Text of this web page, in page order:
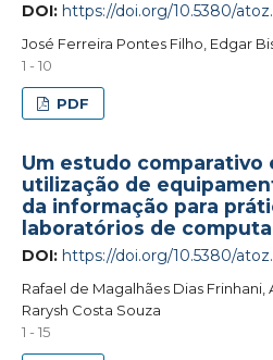
DOI: https://doi.org/10.5380/
José Ferreira Pontes Filho, Edgar
1 - 10
PDF
Um estudo comparativo
utilização de
da informação para
laboratórios de
DOI: https://doi.org/10.5380/
Rafael de Magalhães Dias Frinhani,
Rarysh Costa Souza
1 - 15